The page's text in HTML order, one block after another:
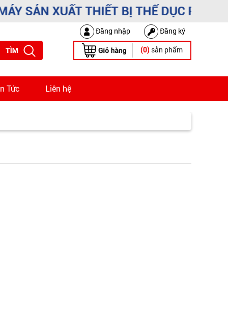
SẢN XUẤT THIẾT BỊ THỂ DỤC PHẠM
Đăng nhập Đăng ký
(0) sản phẩm
Tức Liên hệ